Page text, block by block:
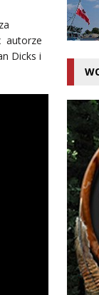
autorze
Dicks i